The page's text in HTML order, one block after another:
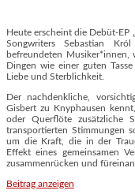
Heute erscheint die Debüt-EP
Songwriters Sebastian
befreundeten Musiker*innen,
Dingen wie einer guten
Liebe und Sterblichkeit.
Der nachdenkliche,
Gisbert zu Knyphausen
oder Querflöte zusätzliche
transportierten Stimmungen
um die Kraft, die in der
Effekt eines gemeinsamen
zusammenrücken und
Beitrag anzeigen